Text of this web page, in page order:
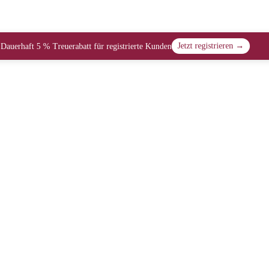
Dauerhaft 5 % Treuerabatt für registrierte Kunden Jetzt registrieren →